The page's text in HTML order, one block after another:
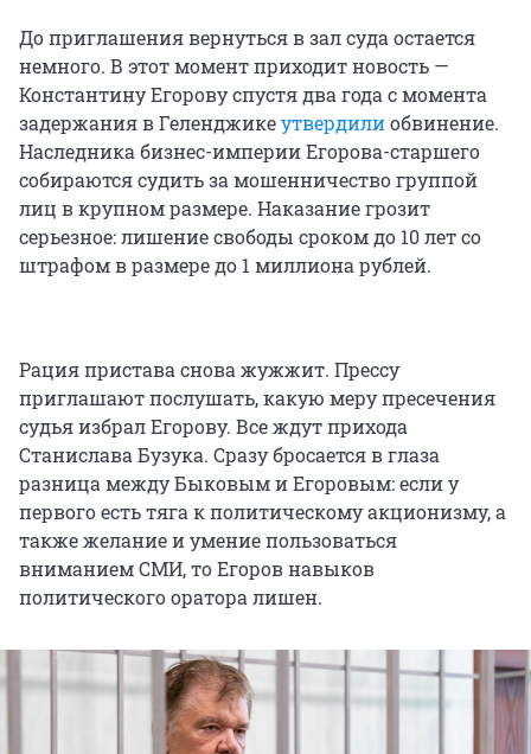
До приглашения вернуться в зал суда остается
немного. В этот момент приходит новость —
Константину Егорову спустя два года с момента
задержания в Геленджикеутвердилиобвинение.
Наследника бизнес-империи Егорова-старшего
собираются судить за мошенничество группой
лиц в крупном размере. Наказание грозит
серьезное: лишение свободы сроком до 10 лет со
штрафом в размере до 1 миллиона рублей.
Рация пристава снова жужжит. Прессу
приглашают послушать, какую меру пресечения
судья избрал Егорову. Все ждут прихода
Станислава Бузука. Сразу бросается в глаза
разница между Быковым и Егоровым: если у
первого есть тяга к политическому акционизму, а
также желание и умение пользоваться
вниманием СМИ, то Егоров навыков
политического оратора лишен.